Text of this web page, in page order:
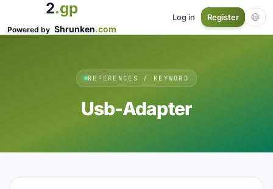
2.gp
Powered by Shrunken.com
Log in Register
REFERENCES / KEYWORD
Usb-Adapter